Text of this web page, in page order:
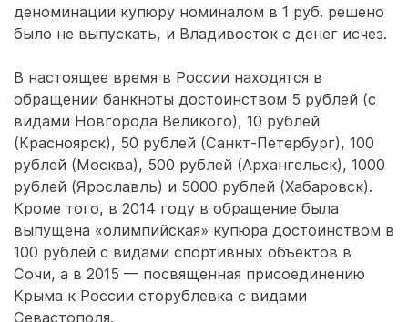
деноминации купюру номиналом в 1 руб. решено
было не выпускать, и Владивосток с денег исчез.
В настоящее время в России находятся в
обращении банкноты достоинством 5 рублей (с
видами Новгорода Великого), 10 рублей
(Красноярск), 50 рублей (Санкт-Петербург), 100
рублей (Москва), 500 рублей (Архангельск), 1000
рублей (Ярославль) и 5000 рублей (Хабаровск).
Кроме того, в 2014 году в обращение была
выпущена «олимпийская» купюра достоинством в
100 рублей с видами спортивных объектов в
Сочи, а в 2015 — посвященная присоединению
Крыма к России сторублевка с видами
Севастополя.